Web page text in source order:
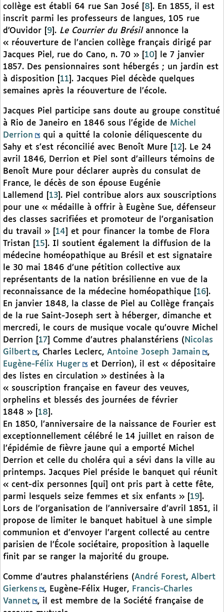
collège est établi 64 rue San José
8 . En 1855, il est
inscrit parmi les professeurs de langues, 105 rue
d’Ouvidor
9 . Le Courrier du Brésil annonce la
« réouverture de l’ancien collège français dirigé par
Jacques Piel, rue do Cano, n. 70 »
10
le 7 janvier
1857. Des pensionnaires sont hébergés ; un jardin est
à disposition
11 . Jacques Piel décède quelques
semaines après la réouverture de l’école.
Jacques Piel participe sans doute au groupe constitué
à Rio de Janeiro en 1846 sous l’égide de Michel
Derrion
qui a quitté la colonie déliquescente du
Sahy et s’est réconcilié avec Benoît Mure
12 . Le 24
avril 1846, Derrion et Piel sont d’ailleurs témoins de
Benoît Mure pour déclarer auprès du consulat de
France, le décès de son épouse Eugénie
Lallemend
13 . Piel contribue alors aux souscriptions
pour une « médaille à offrir à Eugène Sue, défenseur
des classes sacrifiées et promoteur de l’organisation
du travail »
14
et pour financer la tombe de Flora
Tristan
15 . Il soutient également la diffusion de la
médecine homéopathique au Brésil et est signataire
le 30 mai 1846 d’une pétition collective aux
représentants de la nation brésilienne en vue de la
reconnaissance de la médecine homéopathique
16 .
En janvier 1848, la classe de Piel au Collège français
de la rue Saint-Joseph sert à héberger, dimanche et
mercredi, le cours de musique vocale qu’ouvre Michel
Derrion
17 Comme d’autres phalanstériens ( Nicolas
Gilbert
, Charles Leclerc, Antoine Joseph Jamain
,
Eugène-Félix Huger
et Derrion), il est « dépositaire
des listes en circulation » destinées à la
« souscription française en faveur des veuves,
orphelins et blessés des journées de février
1848 »
18 .
En 1850, l’anniversaire de la naissance de Fourier est
exceptionnellement célébré le 14 juillet en raison de
l’épidémie de fièvre jaune qui a emporté Michel
Derrion et celle du choléra qui a sévi dans la ville au
printemps. Jacques Piel préside le banquet qui réunit
« cent-dix personnes [qui] ont pris part à cette fête,
parmi lesquels seize femmes et six enfants »
19 .
Lors de l’organisation de l’anniversaire d’avril 1851, il
propose de limiter le banquet habituel à une simple
communion et d’envoyer l’argent collecté au centre
parisien de l’École sociétaire, proposition à laquelle
finit par se ranger la majorité du groupe.
Comme d’autres phalanstériens (André Forest, Albert
Gierkens
, Eugène-Félix Huger, Francis-Charles
Vannet
, il est membre de la Société française de